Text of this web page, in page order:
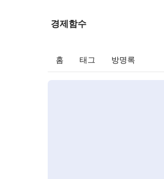
경제함수
홈 태그 방명록